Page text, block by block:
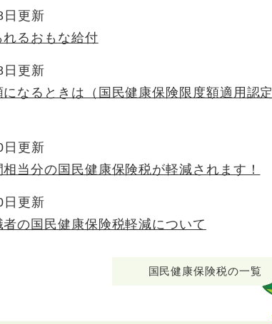
日更新
れるおもな給付
日更新
になるときは（国民健康保険限度額適用認定
日更新
当分の国民健康保険税が軽減されます！
日更新
の国民健康保険税軽減について
国民健康保険税の一覧